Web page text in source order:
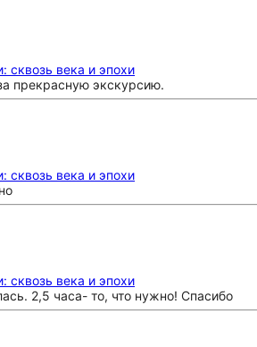
сквозь века и эпохи
прекрасную экскурсию.
сквозь века и эпохи
сквозь века и эпохи
2,5 часа- то, что нужно! Спасибо